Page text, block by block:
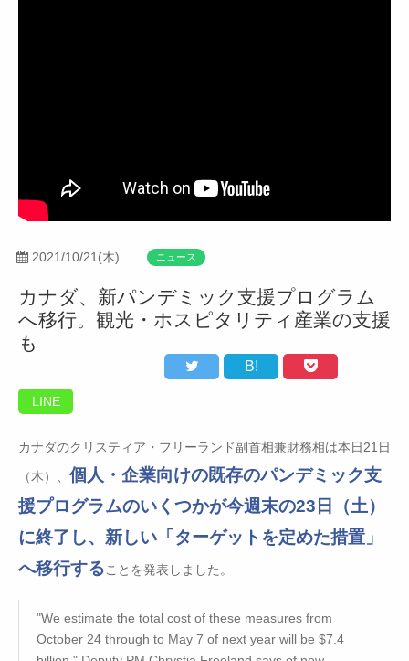
2021/10/21(木) ニュース
カナダ、新パンデミック支援プログラム
へ移行。観光・ホスピタリティ産業の支援
も
B!
LINE
カナダのクリスティア・フリーランド副首相兼財務相は本日21日
（木）、 個人・企業向けの既存のパンデミック支
援プログラムのいくつかが今週末の23日（土）
に終了し、新しい「ターゲットを定めた措置」
へ移行することを発表しました。
"We estimate the total cost of these measures from
October 24 through to May 7 of next year will be $7.4